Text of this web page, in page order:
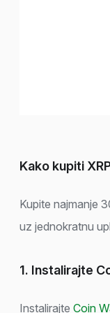
Kako kupiti
Kupite najmanje
uz jednokratnu
1. Instalirajte
Instalirajte Coin